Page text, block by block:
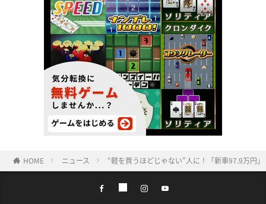
HOME ニュース “軽を買うほどじゃない”人に！「新車97.9万円